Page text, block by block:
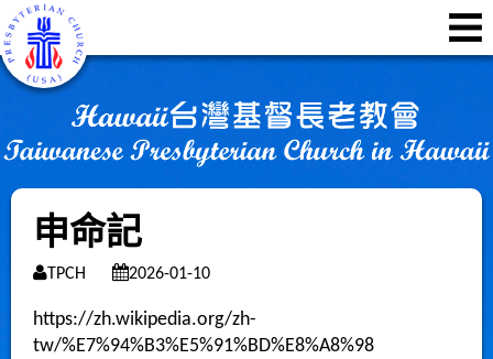
申命記
TPCH 2026-01-10
https://zh.wikipedia.org/zh-
tw/%E7%94%B3%E5%91%BD%E8%A8%98